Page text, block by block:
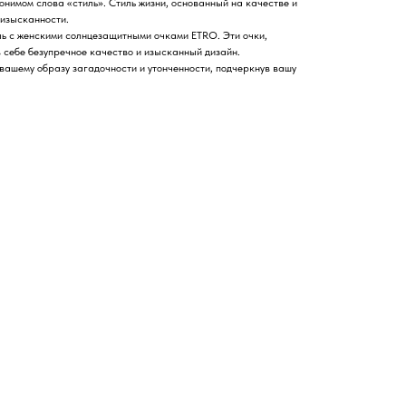
слова «стиль». Стиль жизни, основанный на качестве и
с женскими солнцезащитными очками ETRO. Эти очки,
безупречное качество и изысканный дизайн.
образу загадочности и утонченности, подчеркнув вашу